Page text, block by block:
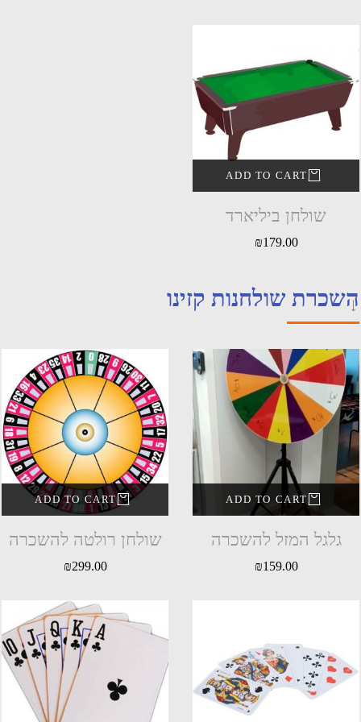
ADD TO CART
שולחן ביליארד
₪179.00
שולחנות קזינו
ADD TO CART
גלגל המזל להשכרה
₪159.00
ADD TO CART
שולחן רולטה להשכרה
₪299.00